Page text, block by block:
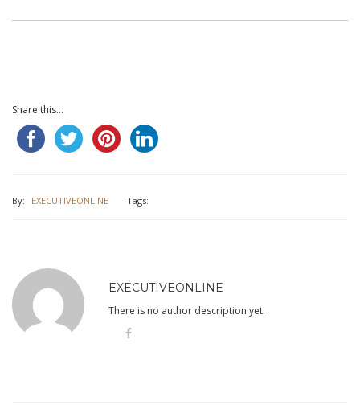
Share this...
By: EXECUTIVEONLINE Tags:
EXECUTIVEONLINE
There is no author description yet.